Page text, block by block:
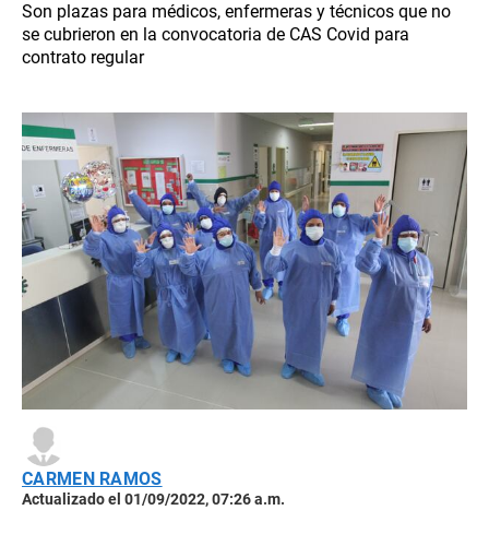
Son plazas para médicos, enfermeras y técnicos que no
se cubrieron en la convocatoria de CAS Covid para
contrato regular
CARMEN RAMOS
Actualizado el 01/09/2022, 07:26 a.m.